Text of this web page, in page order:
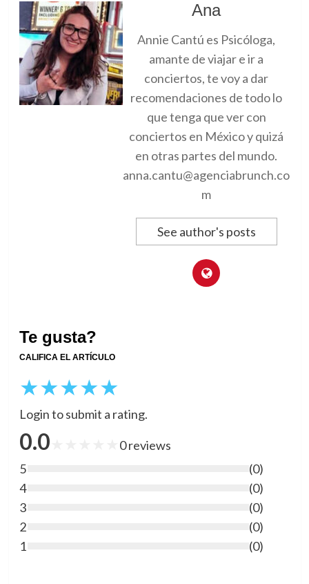
Ana
Annie Cantú es Psicóloga,
amante de viajar e ir a
conciertos, te voy a dar
recomendaciones de todo lo
que tenga que ver con
conciertos en México y quizá
en otras partes del mundo.
anna.cantu@agenciabrunch.co
m
See author's posts
Te gusta?
CALIFICA EL ARTÍCULO
★★★★★
Login to submit a rating.
0.0 0 reviews
5
(0)
4
(0)
3
(0)
2
(0)
1
(0)